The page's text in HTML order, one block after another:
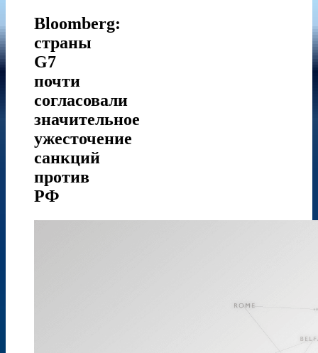
Bloomberg:
страны
G7
почти
согласовали
значительное
ужесточение
санкций
против
РФ